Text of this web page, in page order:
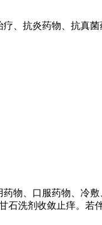
、抗炎药物、抗真
物、口服药物、冷
洗剂收敛止痒。